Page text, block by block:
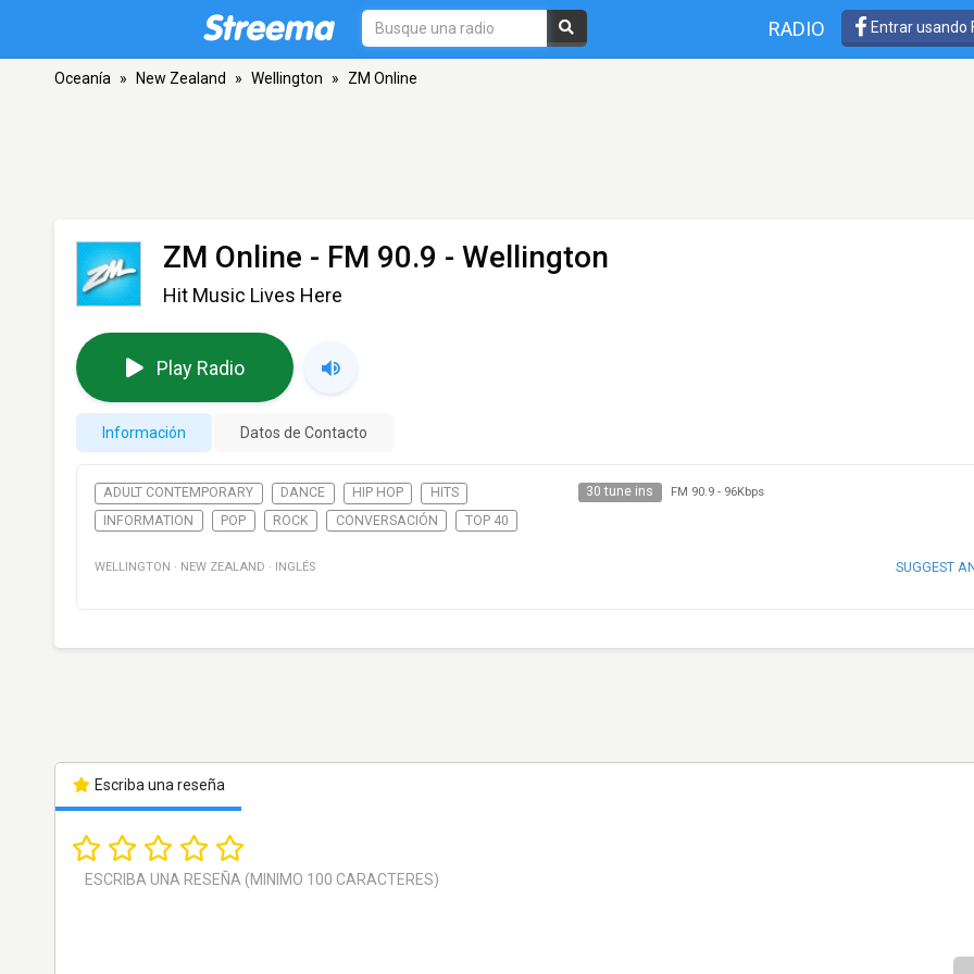
RADIO Entrar usando
Oceanía » New Zealand » Wellington » ZM Online
ZM Online - FM 90.9 - Wellington
Hit Music Lives Here
Play Radio
Información Datos de Contacto
ADULT CONTEMPORARY DANCE HIP HOP
HITS
INFORMATION
POP ROCK CONVERSACIÓN TOP 40
30 tune ins FM 90.9- 96Kbps
WELLINGTON · NEW ZEALAND · INGLÉS SUGGEST
Escriba una reseña